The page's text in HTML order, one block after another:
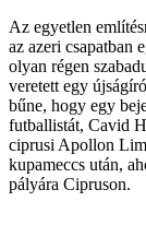
Az egyetlen
az azeri csapatban
olyan régen
veretett egy
bűne, hogy egy
futballistát, Cavid
ciprusi Apollon
kupameccs után,
pályára Cipruson.